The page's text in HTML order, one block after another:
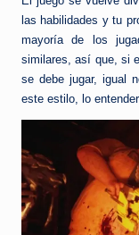
las habilidades y tu
mayoría de los
similares, así que, si
se debe jugar, igual
este estilo, lo